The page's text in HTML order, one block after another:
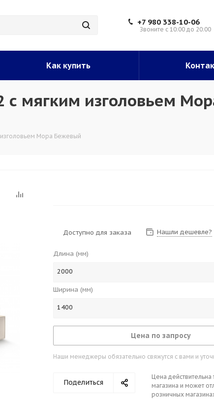
+7 980 338-10-06
Звоните с 10:00 до 20:00
Как купить
с мягким изголовьем
изголовьем Мора Бежевый
Доступно для заказа Нашли дешевле?
Длина (мм)
2000
Ширина (мм)
1400
Цена по запросу
Наши менеджеры обязательно свяжутся с вами и
Поделиться
Цена действительна
магазина и может
розничных